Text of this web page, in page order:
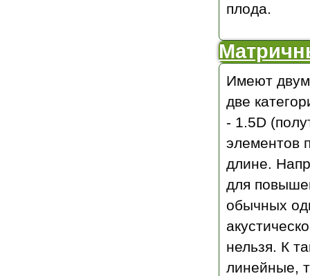
плода.
Имеют
две
- 1.5D
элементов
длине.
для
обычных
нельзя. К
линейные,